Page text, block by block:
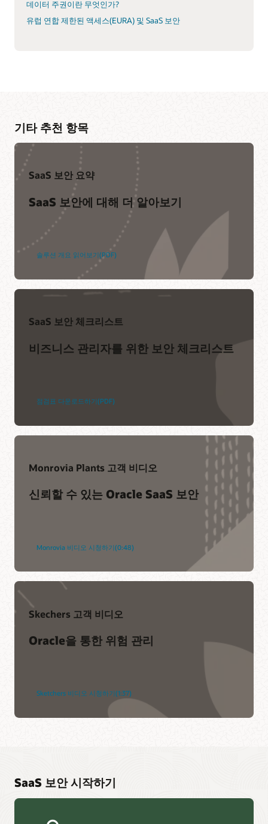
데이터 주권이란 무엇인가?
유럽 연합 제한된 액세스(EURA) 및 SaaS 보안
기타 추천 항목
SaaS 보안 요약
SaaS 보안에 대해 더 알아보기
솔루션 개요 읽어보기(PDF)
SaaS 보안 체크리스트
비즈니스 관리자를 위한 보안 체크리스트
점검표 다운로드하기(PDF)
Monrovia Plants 고객 비디오
신뢰할 수 있는 Oracle SaaS 보안
Monrovia 비디오 시청하기(0:48)
Skechers 고객 비디오
Oracle을 통한 위험 관리
Sketchers 비디오 시청하기(1:37)
SaaS 보안 시작하기